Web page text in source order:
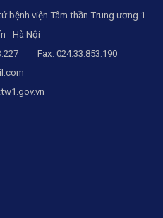
bệnh viện Tâm thần Trung ương 1
- Hà Nội
Fax: 024.33.853.190